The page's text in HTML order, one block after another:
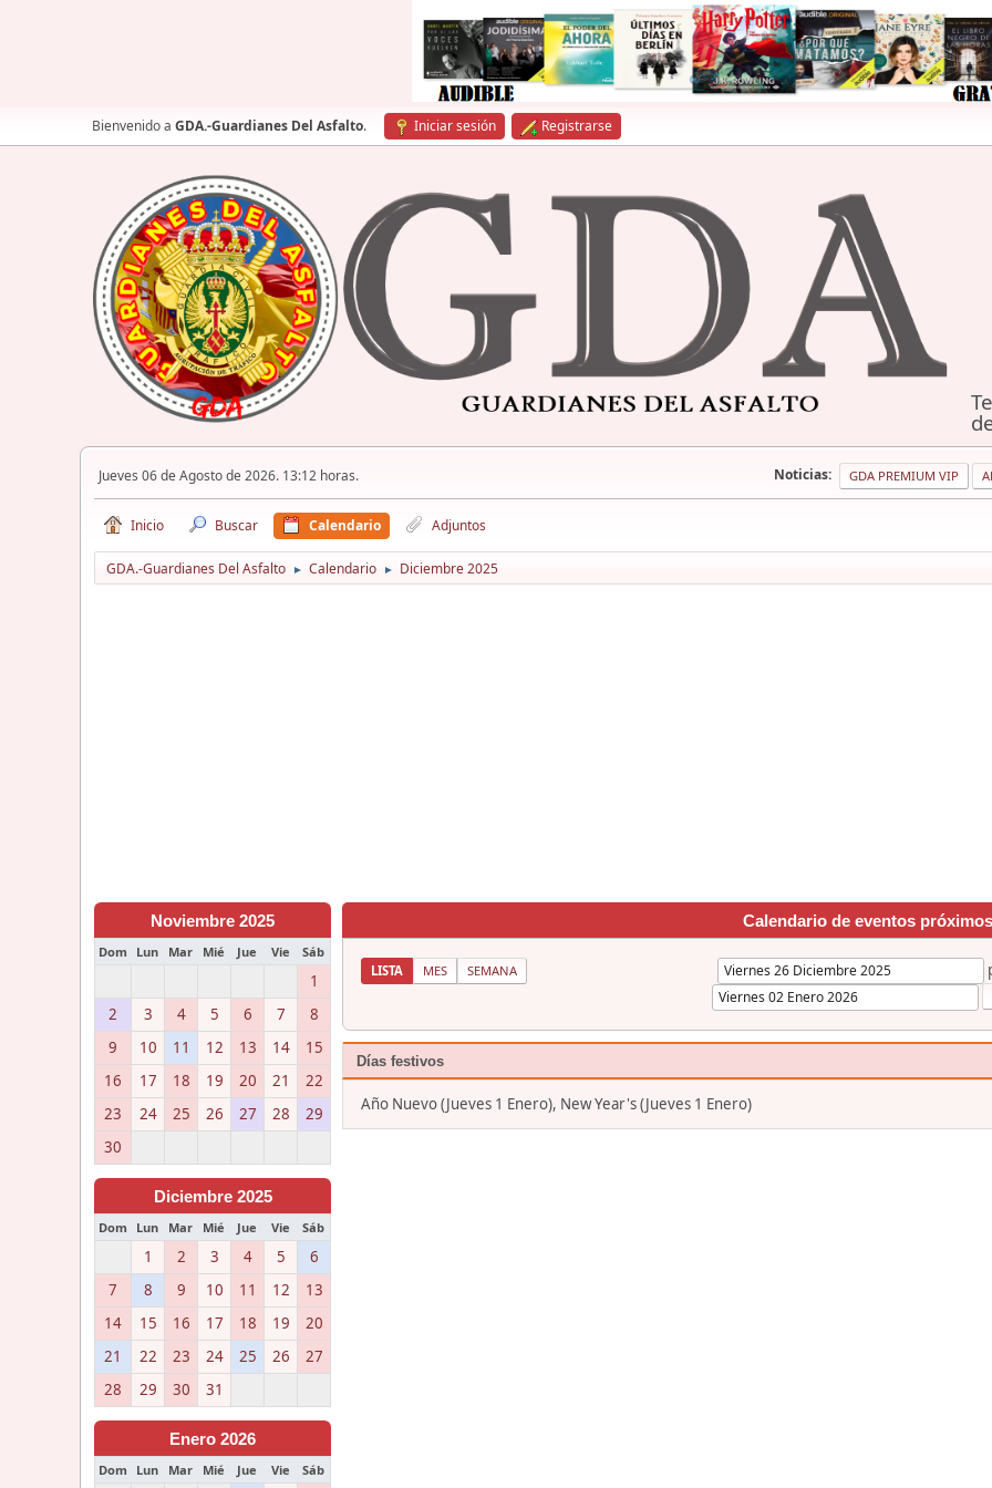
Bienvenido a GDA.-Guardianes Del Asfalto. Iniciar sesión Registrarse
Jueves 06 de Agosto de 2026. 13:12 horas. Noticias: GDA PREMIUM VIP
Inicio Buscar Calendario Adjuntos
GDA.-Guardianes Del Asfalto ► Calendario ► Diciembre 2025
Noviembre 2025
Dom Lun Mar Mié Jue Vie Sáb
1
2
3 4 5 6 7
8
9
10 11 12 13 14
15
16
17 18 19 20 21
22
23
24 25 26 27 28
29
30
Diciembre 2025
Dom Lun Mar Mié Jue Vie Sáb
1 2 3 4 5
6
7
8 9 10 11 12
13
14
15 16 17 18 19
20
21
22 23 24 25 26
27
28
29 30 31
Enero 2026
Dom Lun Mar Mié Jue Vie Sáb
Calendario de eventos próximos
LISTA MES SEMANA
Días festivos
Año Nuevo (Jueves 1 Enero), New Year's (Jueves 1 Enero)